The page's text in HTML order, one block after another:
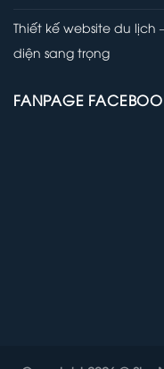
Thiết kế website du lịch
diện sang trọng
FANPAGE